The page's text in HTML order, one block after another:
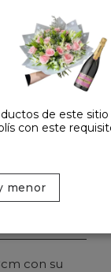
con su
de este
con este